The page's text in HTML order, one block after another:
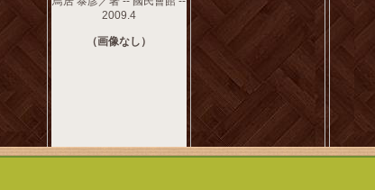
2009.4
（画像なし）